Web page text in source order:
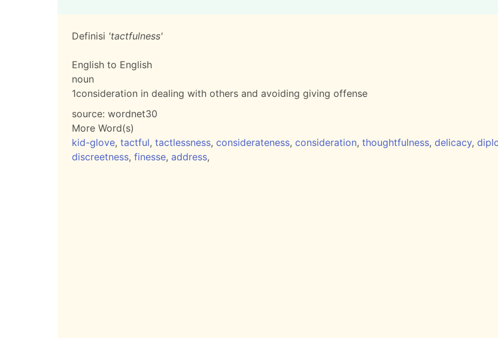
Definisi 'tactfulness'
English to English
noun
1consideration in dealing with others and avoiding giving offense
source: wordnet30
More Word(s)
kid-glove, tactful, tactlessness, considerateness, consideration, thoughtfulness, delicacy,
discreetness, finesse, address,